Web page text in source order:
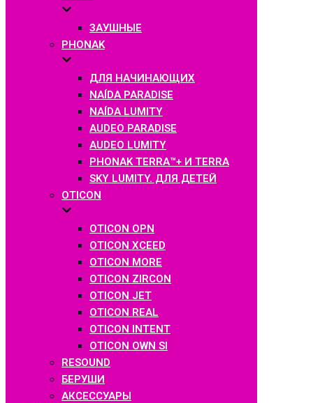
ЗАУШНЫЕ
PHONAK
ДЛЯ НАЧИНАЮЩИХ
NAÍDA PARADISE
NAÍDA LUMITY
AUDEO PARADISE
AUDEO LUMITY
PHONAK TERRA™+ И TERRA
SKY LUMITY. ДЛЯ ДЕТЕЙ
OTICON
OTICON OPN
OTICON XCEED
OTICON MORE
OTICON ZIRCON
OTICON JET
OTICON REAL
OTICON INTENT
OTICON OWN SI
RESOUND
БЕРУШИ
АКСЕССУАРЫ